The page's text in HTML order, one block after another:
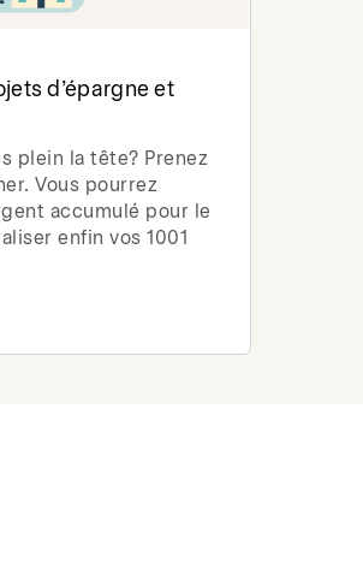
d’épargne et
plein la tête? Prenez
Vous pourrez
accumulé pour le
enfin vos 1001